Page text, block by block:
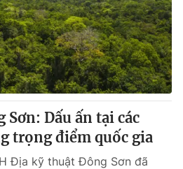
Dấu ấn tại các
trọng điểm quốc gia
Địa kỹ thuật Đông Sơn đã